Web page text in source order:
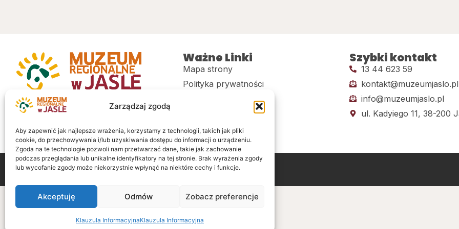
Zarządzaj zgodą
Aby zapewnić jak najlepsze wrażenia, korzystamy z technologii, takich jak pliki
cookie, do przechowywania i/lub uzyskiwania dostępu do informacji o urządzeniu.
Zgoda na te technologie pozwoli nam przetwarzać dane, takie jak zachowanie
podczas przeglądania lub unikalne identyfikatory na tej stronie. Brak wyrażenia zgody
lub wycofanie zgody może niekorzystnie wpłynąć na niektóre cechy i funkcje.
Akceptuję Odmów Zobacz preferencje
Klauzula InformacyjnaKlauzula Informacyjna
Muzeum regionalne w Jaśle im. dr.
Stanisława Kadyiego
Ważne Linki
Mapa strony
Polityka prywatności
Deklaracja dostępności
Sklep
Szybki kontakt
13 44 623 59
kontakt@muzeumjaslo.pl
info@muzeumjaslo.pl
ul. Kadyiego 11, 38-200
Wszelkie prawa zastrzeżoneRealizacja: LiderOnline